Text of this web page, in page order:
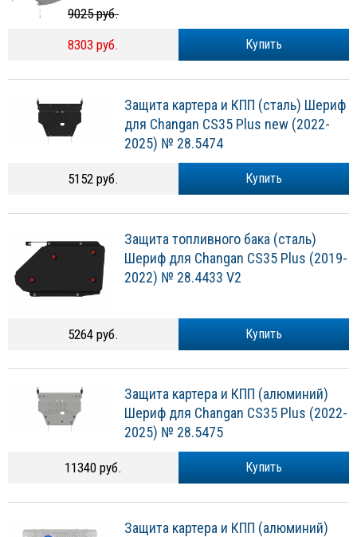
Купить
9025 руб.
8303 руб.
Защита картера и КПП (сталь) Шериф
для Changan CS35 Plus new (2022-
2025) № 28.5474
Купить
5152 руб.
Защита топливного бака (сталь)
Шериф для Changan CS35 Plus (2019-
2022) № 28.4433 V2
Купить
5264 руб.
Защита картера и КПП (алюминий)
Шериф для Changan CS35 Plus (2022-
2025) № 28.5475
Купить
11340 руб.
Защита картера и КПП (алюминий)